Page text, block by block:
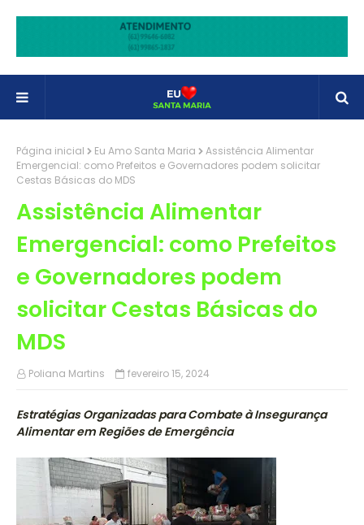
Página inicial Eu Amo Santa Maria
Assistência Alimentar
Emergencial: como Prefeitos e Governadores podem solicitar
Cestas Básicas do MDS
Assistência Alimentar
Emergencial: como Prefeitos
e Governadores podem
solicitar Cestas Básicas do
MDS
Poliana Martins fevereiro 15, 2024
Estratégias Organizadas para Combate à Insegurança
Alimentar em Regiões de Emergência